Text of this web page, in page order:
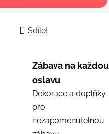
Sdílet
Zábava na každou
oslavu
Dekorace a doplňky
pro
nezapomenutelnou